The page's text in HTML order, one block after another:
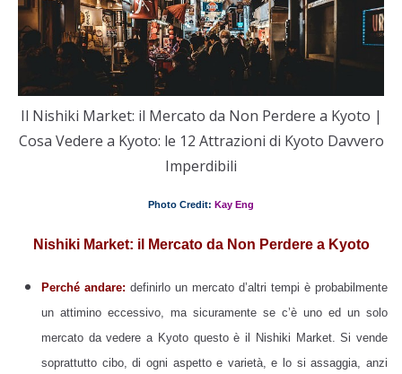
Il Nishiki Market: il Mercato da Non Perdere a Kyoto |
Cosa Vedere a Kyoto: le 12 Attrazioni di Kyoto Davvero
Imperdibili
Photo Credit: Kay Eng
Nishiki Market: il Mercato da Non Perdere a Kyoto
Perché andare: definirlo un mercato d’altri tempi è probabilmente
un attimino eccessivo, ma sicuramente se c’è uno ed un solo
mercato da vedere a Kyoto questo è il Nishiki Market. Si vende
soprattutto cibo, di ogni aspetto e varietà, e lo si assaggia, anzi